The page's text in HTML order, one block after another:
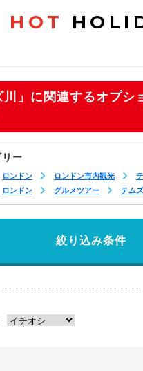
HOT
川」に関連するオプシ
ー
ロンドン ロンドン市内観光
ロンドン グルメツアー テム
絞り込み条件